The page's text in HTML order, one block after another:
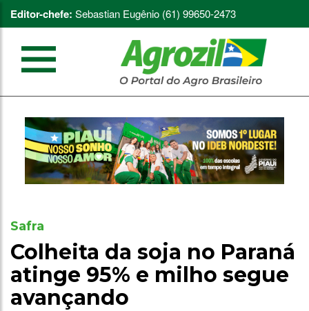
Editor-chefe: Sebastian Eugênio (61) 99650-2473
Safra
Colheita da soja no Paraná
atinge 95% e milho segue
avançando